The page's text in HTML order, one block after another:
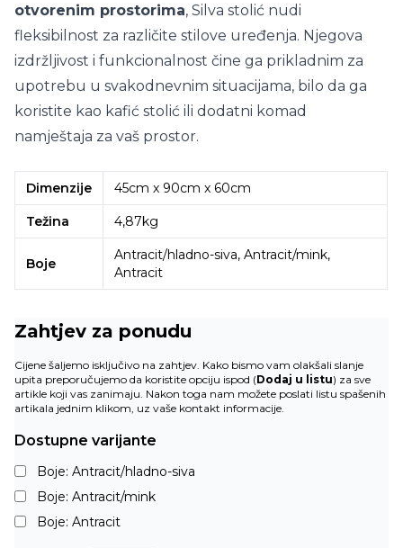
otvorenim prostorima, Silva stolić nudi
fleksibilnost za različite stilove uređenja. Njegova
izdržljivost i funkcionalnost čine ga prikladnim za
upotrebu u svakodnevnim situacijama, bilo da ga
koristite kao kafić stolić ili dodatni komad
namještaja za vaš prostor.
Dimenzije 45cm x 90cm x 60cm
Težina 4,87kg
Boje
Antracit/hladno-siva, Antracit/mink,
Antracit
Zahtjev za ponudu
Cijene šaljemo isključivo na zahtjev. Kako bismo vam olakšali slanje
upita preporučujemo da koristite opciju ispod (Dodaj u listu) za sve
artikle koji vas zanimaju. Nakon toga nam možete poslati listu spašenih
artikala jednim klikom, uz vaše kontakt informacije.
Dostupne varijante
Boje: Antracit/hladno-siva
Boje: Antracit/mink
Boje: Antracit